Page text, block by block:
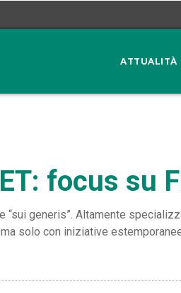
ATTUALITÀ
focus su
“sui generis”. Altamente
solo con iniziative